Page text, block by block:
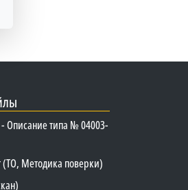
Описание типа № 04003-
(ТО, Методика поверки)